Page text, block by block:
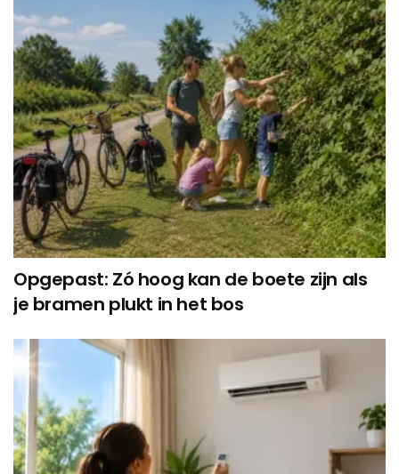
Opgepast: Zó hoog kan de boete zijn als
je bramen plukt in het bos